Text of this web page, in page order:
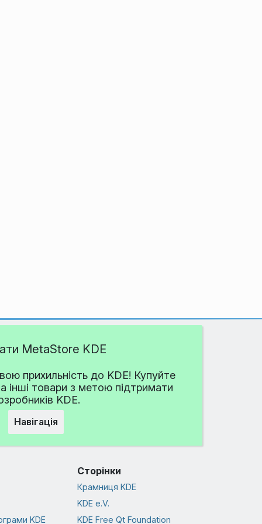
MetaStore KDE
прихильність до KDE! Купуйте
інші товари з метою підтримати
KDE.
Навігація
KDE
Сторінки
Крамниця KDE
KDE e.V.
KDE Free Qt Foundation